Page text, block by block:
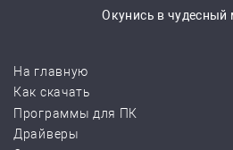
Окунись в чудесный
На главную
Как скачать
Программы для ПК
Драйверы